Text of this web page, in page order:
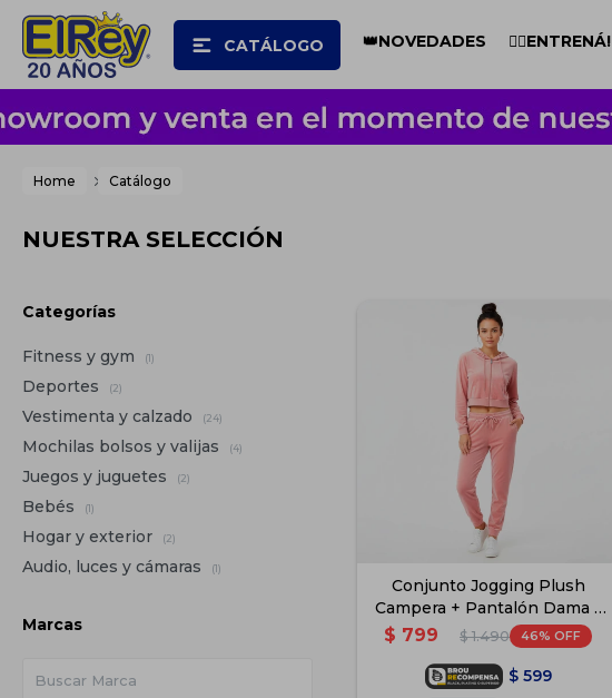
CATÁLOGO 👑NOVEDADES 🏋️‍♂️ENTRENÁ!
Home Catálogo
NUESTRA SELECCIÓN
Conjunto Jogging Plush
Campera + Pantalón Dama -
Rosa
$ 799 $ 1.490 46
$ 599
Categorías
Fitness y gym (1)
Deportes (2)
Vestimenta y calzado (24)
Mochilas bolsos y valijas (4)
Juegos y juguetes (2)
Bebés (1)
Hogar y exterior (2)
Audio, luces y cámaras (1)
Marcas